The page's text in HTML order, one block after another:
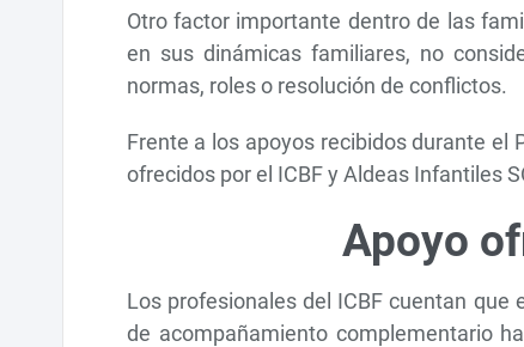
Otro factor importante dentro de las
en sus dinámicas familiares, no
normas, roles o resolución de conflictos.
Frente a los apoyos recibidos durante el
ofrecidos por el ICBF y Aldeas Infantiles
Apoyo
Los profesionales del ICBF cuentan
de acompañamiento complementario